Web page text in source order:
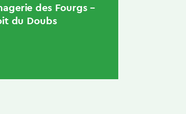
des Fourgs –
du Doubs